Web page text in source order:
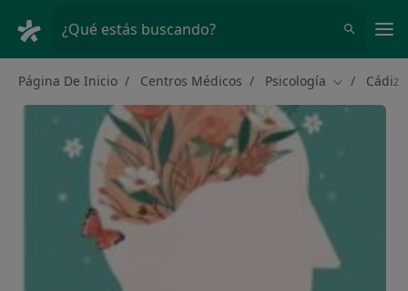
¿Qué estás buscando?
Página De Inicio Centros Médicos Psicología Cambiar de
Cádiz